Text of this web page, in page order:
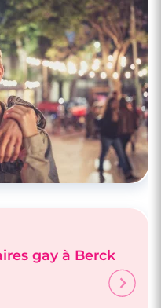
gay à Berck